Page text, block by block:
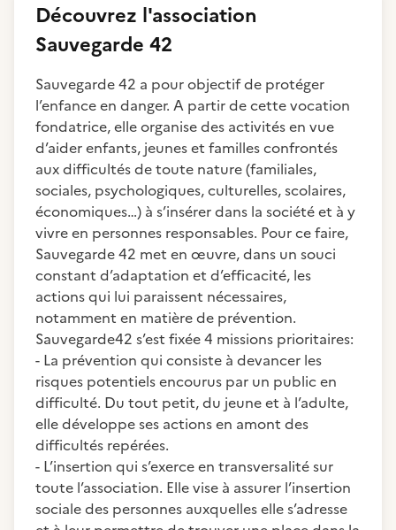
Découvrez l'association
Sauvegarde 42
Sauvegarde 42 a pour objectif de protéger
l’enfance en danger. A partir de cette vocation
fondatrice, elle organise des activités en vue
d’aider enfants, jeunes et familles confrontés
aux difficultés de toute nature (familiales,
sociales, psychologiques, culturelles, scolaires,
économiques…) à s’insérer dans la société et à y
vivre en personnes responsables. Pour ce faire,
Sauvegarde 42 met en œuvre, dans un souci
constant d’adaptation et d’efficacité, les
actions qui lui paraissent nécessaires,
notamment en matière de prévention.
Sauvegarde42 s’est fixée 4 missions prioritaires:
- La prévention qui consiste à devancer les
risques potentiels encourus par un public en
difficulté. Du tout petit, du jeune et à l’adulte,
elle développe ses actions en amont des
difficultés repérées.
- L’insertion qui s’exerce en transversalité sur
toute l’association. Elle vise à assurer l’insertion
sociale des personnes auxquelles elle s’adresse